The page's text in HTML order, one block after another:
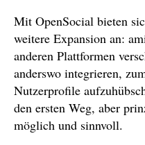
Mit OpenSocial bieten
weitere Expansion an:
anderen Plattformen
anderswo integrieren,
Nutzerprofile
den ersten Weg, aber
möglich und sinnvoll.